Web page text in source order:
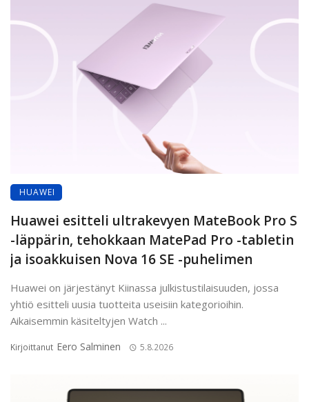
HUAWEI
Huawei esitteli ultrakevyen MateBook Pro S
-läppärin, tehokkaan MatePad Pro -tabletin
ja isoakkuisen Nova 16 SE -puhelimen
Huawei on järjestänyt Kiinassa julkistustilaisuuden, jossa
yhtiö esitteli uusia tuotteita useisiin kategorioihin.
Aikaisemmin käsiteltyjen Watch ...
Kirjoittanut Eero Salminen 5.8.2026